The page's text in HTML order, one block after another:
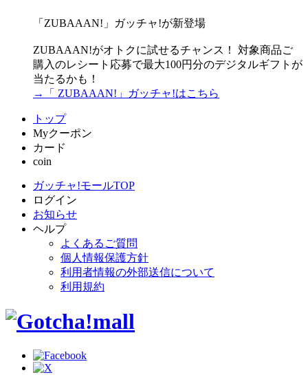
「ZUBAAAN!」ガッチャ!が新登場
ZUBAAAN!がオトクに試せるチャンス！ 対象商品ご
購入のレシート応募で最大100円分のデジタルギフトが
当たるかも！
→「 ZUBAAAN!」ガッチャ!はこちら
トップ
Myクーポン
カード
coin
ガッチャ!モールTOP
ログイン
お知らせ
ヘルプ
よくあるご質問
個人情報保護方針
利用者情報の外部送信について
利用規約